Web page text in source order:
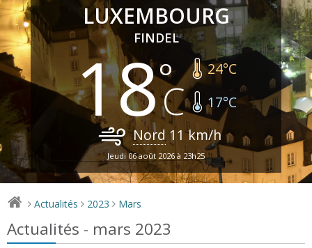
LUXEMBOURG
FINDEL
18 24°C
17°C
Nord 11km/h
Jeudi 06 août 2026 à 23h25
> Actualités > 2023 > Mars
Actualités - mars 2023